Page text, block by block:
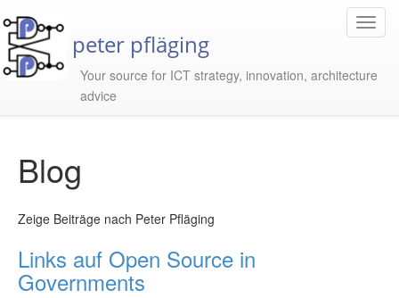
peter pfläging
Your source for ICT strategy, innovation, architecture
advice
Blog
Zeige Beiträge nach Peter Pfläging
Links auf Open Source in
Governments